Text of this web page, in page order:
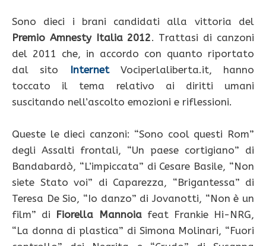
Sono dieci i brani candidati alla vittoria del
Premio Amnesty Italia 2012. Trattasi di canzoni
del 2011 che, in accordo con quanto riportato
dal sito
InternetVociperlaliberta.it, hanno
toccato il tema relativo ai diritti umani
suscitando nell’ascolto emozioni e riflessioni.
Queste le dieci canzoni: “Sono cool questi Rom”
degli Assalti frontali, “Un paese cortigiano” di
Bandabardò, “L’impiccata” di Cesare Basile, “Non
siete Stato voi” di Caparezza, “Brigantessa” di
Teresa De Sio, “Io danzo” di Jovanotti, “Non è un
film” di Fiorella Mannoiafeat Frankie Hi-NRG,
“La donna di plastica” di Simona Molinari, “Fuori